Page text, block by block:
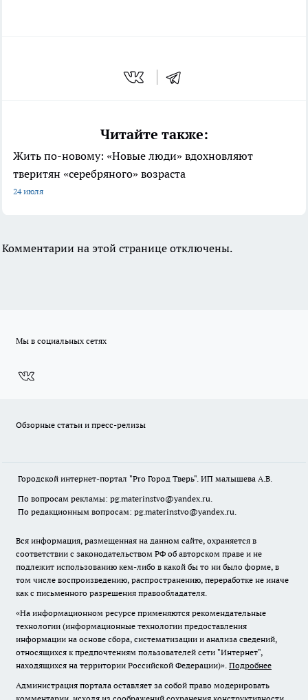
Читайте также:
Жить по-новому: «Новые люди» вдохновляют
тверитян «серебряного» возраста
24 июля
Комментарии на этой странице отключены.
Мы в социальных сетях
Обзорные статьи и пресс-релизы
Городской интернет-портал "Pro Город Тверь". ИП малышева А.В.
По вопросам рекламы: pg.materinstvo@yandex.ru.
По редакционным вопросам: pg.materinstvo@yandex.ru.
Вся информация, размещенная на данном сайте, охраняется в
соответствии с законодательством РФ об авторском праве и не
подлежит использованию кем-либо в какой бы то ни было форме, в
том числе воспроизведению, распространению, переработке не иначе
как с письменного разрешения правообладателя.
«На информационном ресурсе применяются рекомендательные
технологии (информационные технологии предоставления
информации на основе сбора, систематизации и анализа сведений,
относящихся к предпочтениям пользователей сети "Интернет",
находящихся на территории Российской Федерации)». Подробнее
Администрация портала оставляет за собой право модерировать